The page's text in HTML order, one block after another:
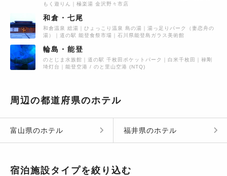
もく遊りん
極楽湯 金沢野々市店
和倉・七尾
和倉温泉 総湯 ひょっこり温泉 島の湯
湯っ足りパーク（妻恋舟の
湯）
道の駅 能登食祭市場 石川県能登島ガラス美術館
輪島・能登
のとじま水族館 道の駅 千枚田ポケットパーク 白米千枚田
禄剛
埼灯台
能登空港 / のと里山空港 (NTQ)
周辺の都道府県のホテル
富山県のホテル 福井県のホテル
宿泊施設タイプを絞り込む